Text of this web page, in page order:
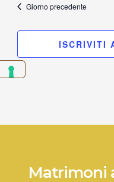
Giorno precedente
ISCRIVITI
Matrimoni